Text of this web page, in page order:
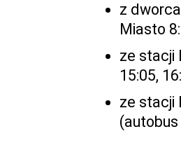
z
Miasto
ze stacji
15:05,
ze stacji